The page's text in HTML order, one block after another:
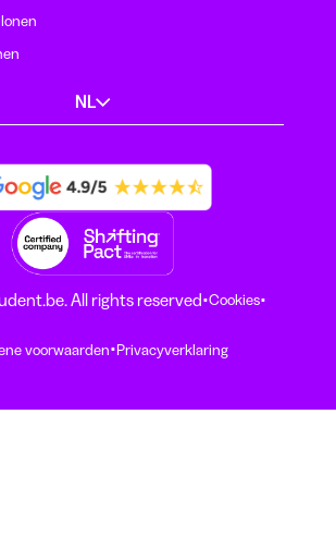
NL
All rights reserved·Cookies·
voorwaarden·Privacyverklaring